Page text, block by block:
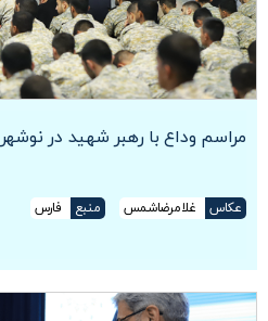
مراسم وداع با رهبر شهید در نوشهر
عکاس غلامرضاشمس منبع
فارس